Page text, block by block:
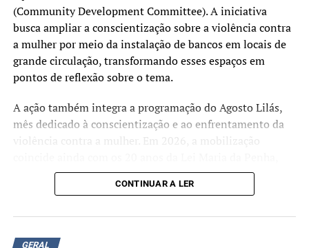
(Community Development Committee). A iniciativa
busca ampliar a conscientização sobre a violência contra
a mulher por meio da instalação de bancos em locais de
grande circulação, transformando esses espaços em
pontos de reflexão sobre o tema.
A ação também integra a programação do Agosto Lilás,
mês dedicado à conscientização e ao enfrentamento da
violência contra a mulher. Em 2026, a mobilização
marco da legislação brasileira de proteção às mulheres
em situação de violência.
Além da instalação dos bancos, estão sendo realizadas
oficinas de pintura e rodas de conversa para discutir a
CONTINUAR A LER
GERAL